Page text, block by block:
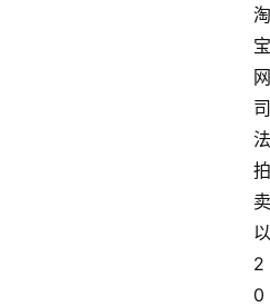
淘
宝
网
司
法
拍
卖
以
2
0